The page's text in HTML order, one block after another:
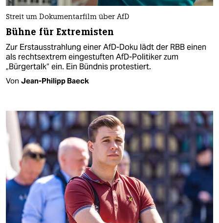
Streit um Dokumentarfilm über AfD
Bühne für Extremisten
Zur Erstausstrahlung einer AfD-Doku lädt der RBB einen
als rechtsextrem eingestuften AfD-Politiker zum
„Bürgertalk“ ein. Ein Bündnis protestiert.
Von Jean-Philipp Baeck